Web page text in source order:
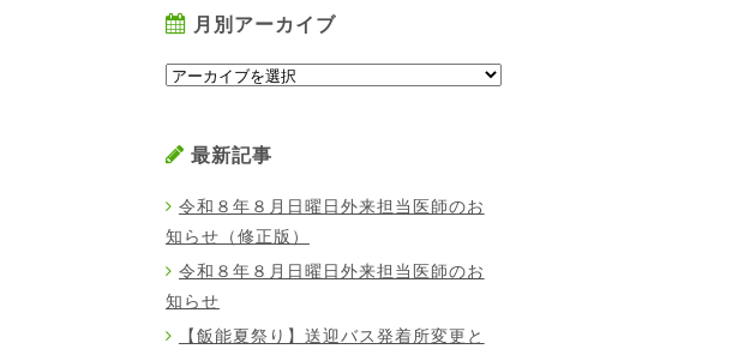
月別アーカイブ
最新記事
令和８年８月日曜日外来担当医師のお
知らせ（修正版）
令和８年８月日曜日外来担当医師のお
知らせ
【飯能夏祭り】送迎バス発着所変更と